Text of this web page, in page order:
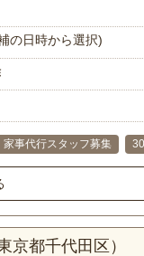
の日時から選択)
家事代行スタッフ募集
都千代田区）